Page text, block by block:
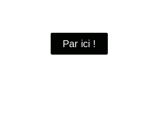
Par ici !